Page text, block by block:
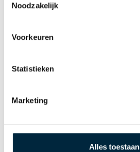
Noodzakelijk
Voorkeuren
Statistieken
Marketing
Alles toestaan
Ecotapes
EcoPaper 110